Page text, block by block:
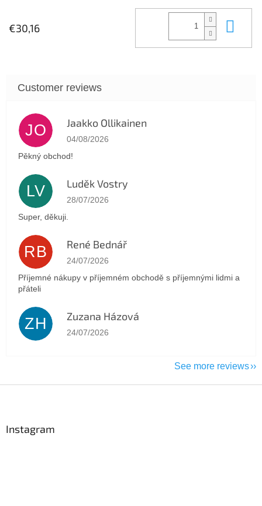
€30,16
JO Jaakko Ollikainen
The store rating is 5 out of 5 stars.
04/08/2026
Pěkný obchod!
LV Luděk Vostry
The store rating is 5 out of 5 stars.
28/07/2026
Super, děkuji.
RB René Bednář
The store rating is 5 out of 5 stars.
24/07/2026
Příjemné nákupy v příjemném obchodě s příjemnými lidmi a
přáteli
ZH Zuzana Házová
The store rating is 5 out of 5 stars.
24/07/2026
See more reviews
Instagram